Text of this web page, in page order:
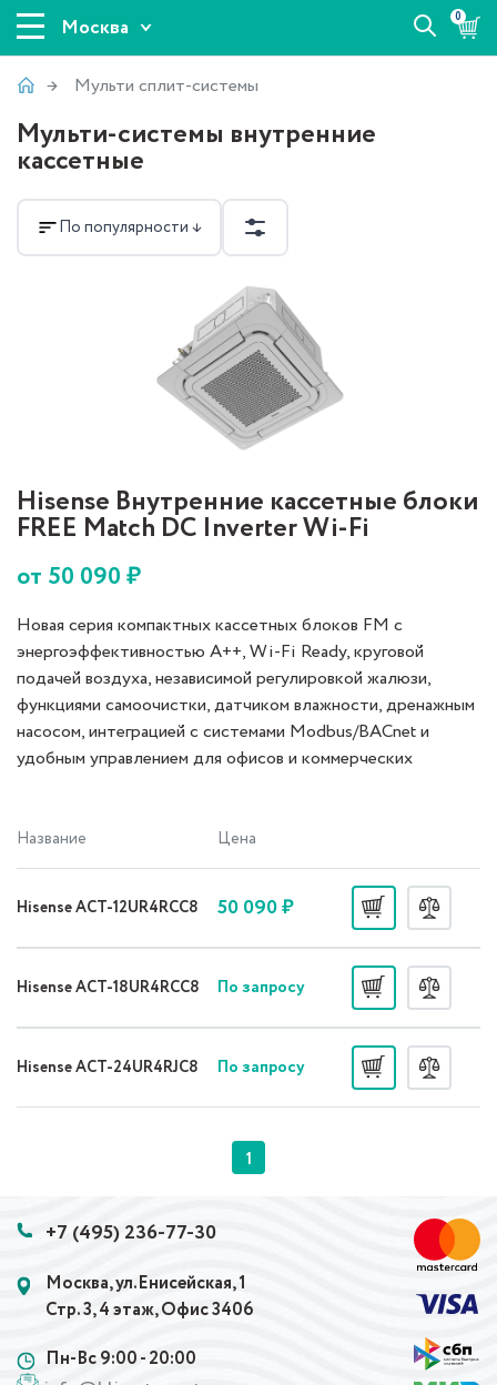
Москва 0
Мульти сплит-системы
Мульти-системы внутренние
кассетные
По популярности ↓
Hisense Внутренние кассетные блоки
FREE Match DC Inverter Wi-Fi
от 50 090₽
Новая серия компактных кассетных блоков FM с
энергоэффективностью A++, Wi-Fi Ready, круговой
подачей воздуха, независимой регулировкой жалюзи,
функциями самоочистки, датчиком влажности, дренажным
насосом, интеграцией с системами Modbus/BACnet и
удобным управлением для офисов и коммерческих
Название Цена
Hisense ACT-12UR4RCC8 50 090 ₽
Hisense ACT-18UR4RCC8 По запросу
Hisense ACT-24UR4RJC8 По запросу
1
+7 (495) 236-77-30
Москва, ул.Енисейская, 1
Стр. 3, 4 этаж, Офис 3406
Пн-Вс 9:00 - 20:00